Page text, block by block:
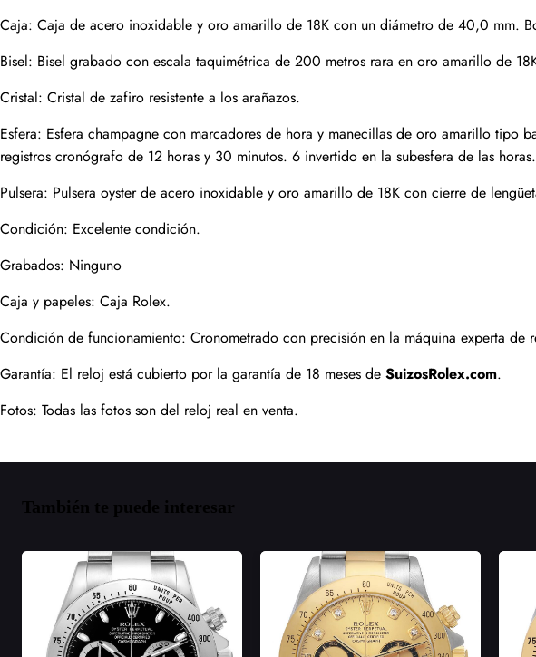
Caja: Caja de acero inoxidable y oro amarillo de 18K con un diámetro de 40,0 mm.
Bisel: Bisel grabado con escala taquimétrica de 200 metros rara en oro amarillo de
Cristal: Cristal de zafiro resistente a los arañazos.
Esfera: Esfera champagne con marcadores de hora y manecillas de oro amarillo tipo
registros cronógrafo de 12 horas y 30 minutos. 6 invertido en la subesfera de las horas.
Pulsera: Pulsera oyster de acero inoxidable y oro amarillo de 18K con cierre de
Condición: Excelente condición.
Grabados: Ninguno
Caja y papeles: Caja Rolex.
Condición de funcionamiento: Cronometrado con precisión en la máquina experta
Garantía: El reloj está cubierto por la garantía de 18 meses de SuizosRolex.com.
Fotos: Todas las fotos son del reloj real en venta.
También te puede interesar
enviar
Mensaje